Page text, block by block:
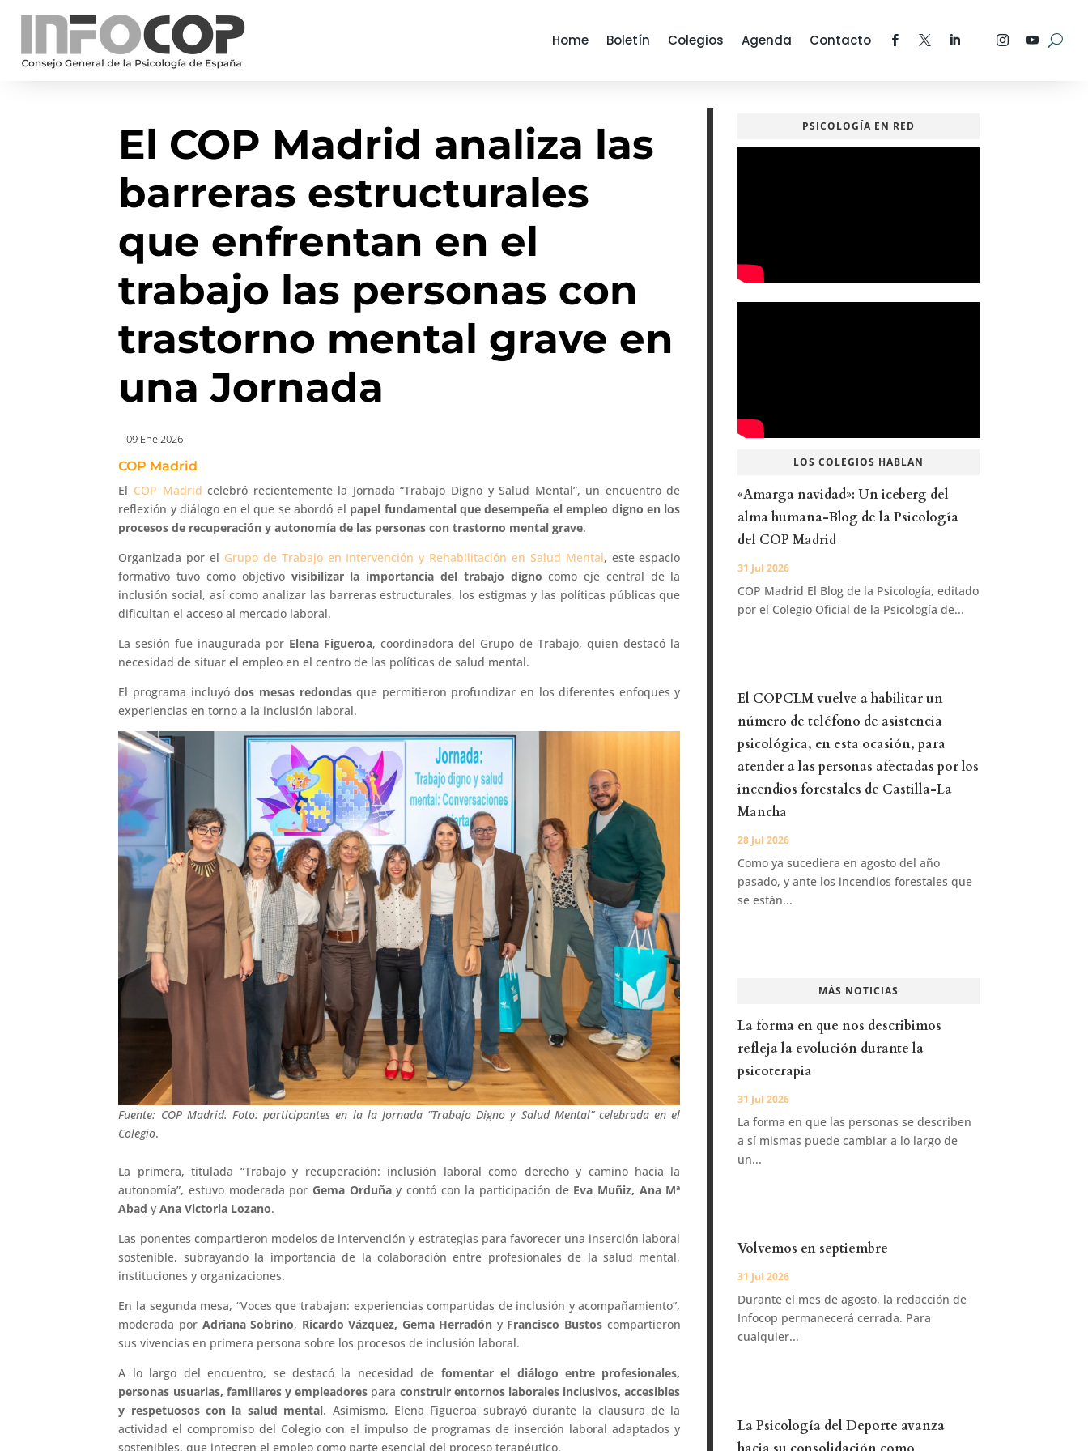
Home Boletín Colegios Agenda Contacto
El COP Madrid analiza las
barreras estructurales
que enfrentan en el
trabajo las personas con
trastorno mental grave en
una Jornada
09 Ene 2026
COP Madrid
El COP Madrid celebró recientemente la Jornada “Trabajo Digno y Salud Mental”, un encuentro de
reflexión y diálogo en el que se abordó el papel fundamental que desempeña el empleo digno en los
procesos de recuperación y autonomía de las personas con trastorno mental grave.
Organizada por el Grupo de Trabajo en Intervención y Rehabilitación en Salud Mental, este espacio
formativo tuvo como objetivo visibilizar la importancia del trabajo digno como eje central de la
inclusión social, así como analizar las barreras estructurales, los estigmas y las políticas públicas que
dificultan el acceso al mercado laboral.
La sesión fue inaugurada por Elena Figueroa, coordinadora del Grupo de Trabajo, quien destacó la
necesidad de situar el empleo en el centro de las políticas de salud mental.
El programa incluyódos mesas redondasque permitieron profundizar en los diferentes enfoques y
experiencias en torno a la inclusión laboral.
Fuente: COP Madrid. Foto: participantes en la la Jornada “Trabajo Digno y Salud Mental” celebrada en el
Colegio.
La primera, titulada “Trabajo y recuperación: inclusión laboral como derecho y camino hacia la
autonomía”, estuvo moderada por Gema Orduñay contó con la participación de Eva Muñiz, Ana Mª
AbadyAna Victoria Lozano.
Las ponentes compartieron modelos de intervención y estrategias para favorecer una inserción laboral
sostenible, subrayando la importancia de la colaboración entre profesionales de la salud mental,
instituciones y organizaciones.
En la segunda mesa, “Voces que trabajan: experiencias compartidas de inclusión y acompañamiento”,
moderada por Adriana Sobrino, Ricardo Vázquez, Gema Herradón y Francisco Bustoscompartieron
sus vivencias en primera persona sobre los procesos de inclusión laboral.
A lo largo del encuentro, se destacó la necesidad de fomentar el diálogo entre profesionales,
personas usuarias, familiares y empleadores para construir entornos laborales inclusivos, accesibles
y respetuosos con la salud mental. Asimismo, Elena Figueroa subrayó durante la clausura de la
actividad el compromiso del Colegio con el impulso de programas de inserción laboral adaptados y
sostenibles, que integren el empleo como parte esencial del proceso terapéutico.
PSICOLOGÍA EN RED
LOS COLEGIOS HABLAN
«Amarga navidad»: Un iceberg del
alma humana-Blog de la Psicología
del COP Madrid
31 Jul 2026
COP Madrid El Blog de la Psicología, editado
por el Colegio Oficial de la Psicología de...
El COPCLM vuelve a habilitar un
número de teléfono de asistencia
psicológica, en esta ocasión, para
atender a las personas afectadas por los
incendios forestales de Castilla-La
Mancha
28 Jul 2026
Como ya sucediera en agosto del año
pasado, y ante los incendios forestales que
se están...
MÁS NOTICIAS
La forma en que nos describimos
refleja la evolución durante la
psicoterapia
31 Jul 2026
La forma en que las personas se describen
a sí mismas puede cambiar a lo largo de
un...
Volvemos en septiembre
31 Jul 2026
Durante el mes de agosto, la redacción de
Infocop permanecerá cerrada. Para
cualquier...
La Psicología del Deporte avanza